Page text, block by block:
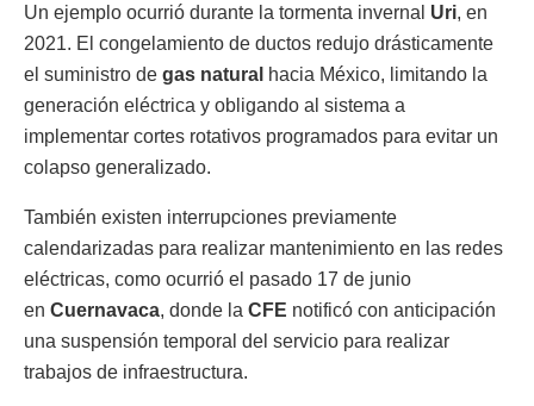
Un ejemplo ocurrió durante la tormenta invernal Uri, en
2021. El congelamiento de ductos redujo drásticamente
el suministro de gas natural hacia México, limitando la
generación eléctrica y obligando al sistema a
implementar cortes rotativos programados para evitar un
colapso generalizado.
También existen interrupciones previamente
calendarizadas para realizar mantenimiento en las redes
eléctricas, como ocurrió el pasado 17 de junio
en Cuernavaca, donde la CFE notificó con anticipación
una suspensión temporal del servicio para realizar
trabajos de infraestructura.